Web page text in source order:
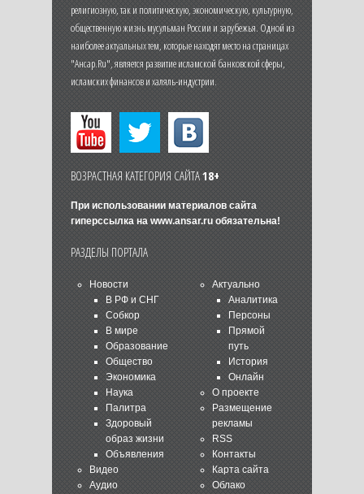
религиозную, так и политическую, экономическую, культурную,
общественную жизнь мусульман России и зарубежья. Одной из
наиболее актуальных тем, которые находят место на страницах
"Ансар.Ru", является развитие исламской банковской сферы,
исламских финансов и халяль-индустрии.
ВОЗРАСТНАЯ КАТЕГОРИЯ САЙТА18+
При использовании материалов сайта
гиперссылка на www.ansar.ruобязательна!
РАЗДЕЛЫ ПОРТАЛА
Новости
В РФ и СНГ
Собкор
В мире
Образование
Общество
Экономика
Наука
Палитра
Здоровый
образ жизни
Объявления
Видео
Аудио
Актуально
Аналитика
Персоны
Прямой
путь
История
Онлайн
О проекте
Размещение
рекламы
RSS
Контакты
Карта сайта
Облако